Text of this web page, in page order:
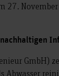
27.
GmbH)